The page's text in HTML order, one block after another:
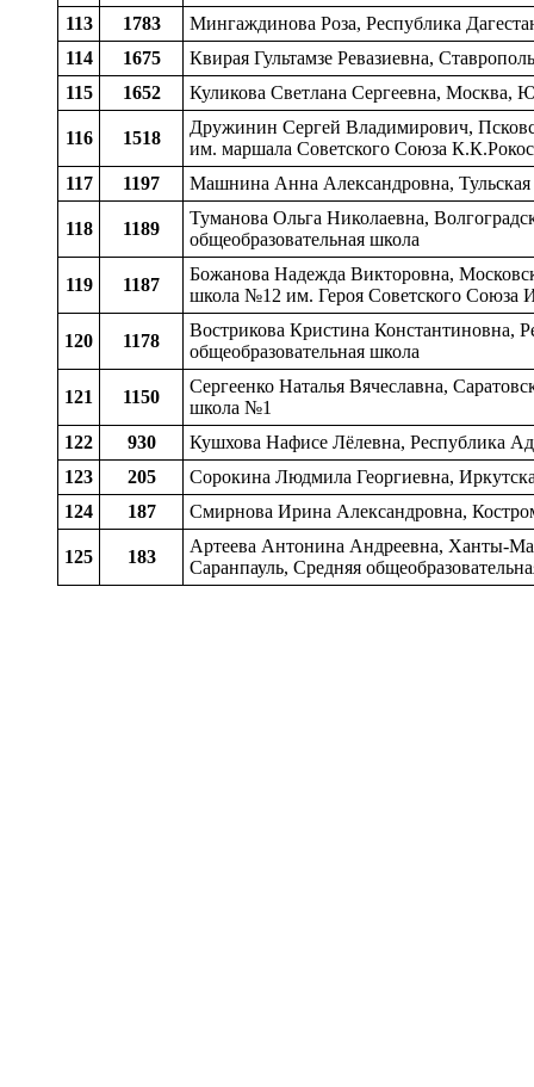
113
1783
Мингаждинова Роза, Республика
114
1675
Квирая Гультамзе Ревазиевна,
115
1652 Куликова Светлана Сергеевна, Москва,
116 1518
Дружинин Сергей Владимирович,
им. маршала Советского Союза
117
1197 Машнина Анна Александровна, Тульская
118 1189
Туманова Ольга Николаевна,
общеобразовательная школа
119 1187
Божанова Надежда Викторовна,
школа №12 им. Героя Советского Союза
120 1178
Вострикова Кристина Константиновна,
общеобразовательная школа
121 1150
Сергеенко Наталья Вячеславна,
школа №1
122
930
Кушхова Нафисе Лёлевна, Республика
123
205
Сорокина Людмила Георгиевна,
124
187 Смирнова Ирина Александровна,
125 183
Артеева Антонина Андреевна, Ханты-
Саранпауль, Средняя